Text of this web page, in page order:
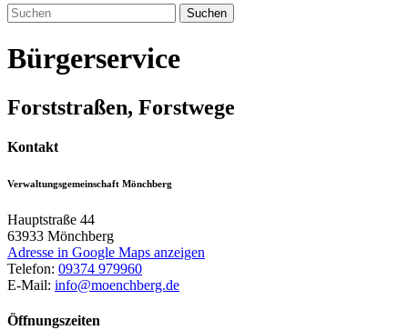
Suchen
Bürgerservice
Forststraßen, Forstwege
Kontakt
Verwaltungsgemeinschaft Mönchberg
Hauptstraße 44
63933 Mönchberg
Adresse in Google Maps anzeigen
Telefon: 09374 979960
E-Mail: info@moenchberg.de
Öffnungszeiten